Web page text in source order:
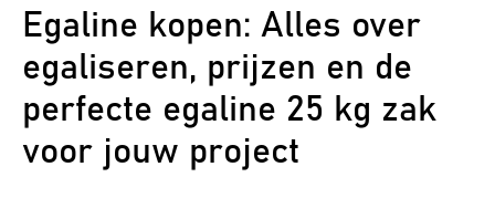
Egaline kopen: Alles over
egaliseren, prijzen en de
perfecte egaline 25 kg zak
voor jouw project